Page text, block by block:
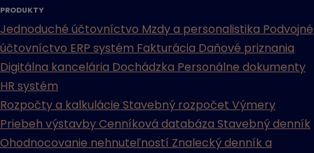
PRODUKTY
Jednoduché účtovníctvo Mzdy a personalistika Podvojné
účtovníctvo ERP systém Fakturácia Daňové priznania
Digitálna kancelária Dochádzka Personálne dokumenty
HR systém
Rozpočty a kalkulácie Stavebný rozpočet Výmery
Priebeh výstavbyCenníková databáza Stavebný denník
Ohodnocovanie nehnuteľností Znalecký denník a